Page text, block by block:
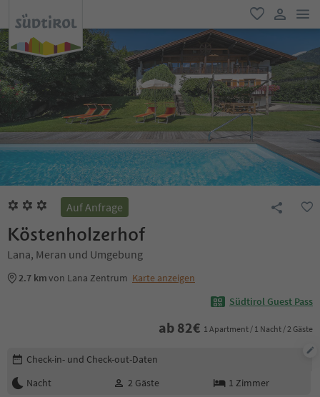
favorit
user link
Auf Anfrage
Köstenholzerhof
Lana, Meran und Umgebung
2.7 kmvon Lana Zentrum Karte anzeigen
Südtirol Guest Pass
ab 82€ 1 Apartment / 1 Nacht / 2 Gäste
Buchungsdetails bearbeiten
Check-in- und Check-out-Daten
Nacht
2 Gäste 1 Zimmer